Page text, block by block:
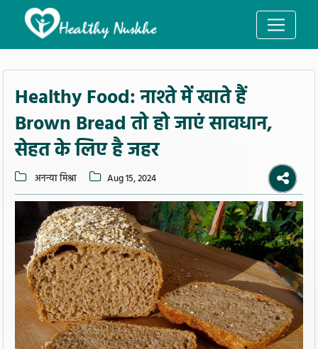
Healthy Food: नाश्ते में खाते हैं
Brown Bread तो हो जाएं सावधान,
सेहत के लिए है जहर
अनन्या मिश्रा Aug 15, 2024